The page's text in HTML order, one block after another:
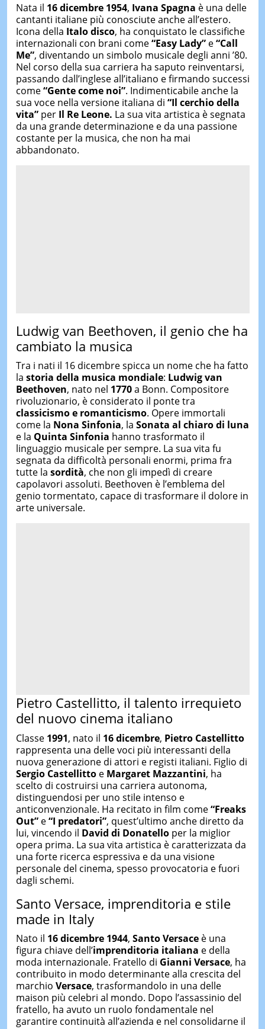
Nata il 16 dicembre 1954, Ivana Spagna è una delle
cantanti italiane più conosciute anche all’estero.
Icona della Italo disco, ha conquistato le classifiche
internazionali con brani come“Easy Lady”e“Call
Me”, diventando un simbolo musicale degli anni ’80.
Nel corso della sua carriera ha saputo reinventarsi,
passando dall’inglese all’italiano e firmando successi
come“Gente come noi”. Indimenticabile anche la
sua voce nella versione italiana di “Il cerchio della
vita”per Il Re Leone. La sua vita artistica è segnata
da una grande determinazione e da una passione
costante per la musica, che non ha mai
abbandonato.
Ludwig van Beethoven, il genio che ha
cambiato la musica
Tra i nati il 16 dicembre spicca un nome che ha fatto
la storia della musica mondiale: Ludwig van
Beethoven, nato nel 1770a Bonn. Compositore
rivoluzionario, è considerato il ponte tra
classicismo e romanticismo. Opere immortali
come la Nona Sinfonia, la Sonata al chiaro di luna
e la Quinta Sinfonia hanno trasformato il
linguaggio musicale per sempre. La sua vita fu
segnata da difficoltà personali enormi, prima fra
tutte la sordità, che non gli impedì di creare
capolavori assoluti. Beethoven è l’emblema del
genio tormentato, capace di trasformare il dolore in
arte universale.
Pietro Castellitto, il talento irrequieto
del nuovo cinema italiano
Classe 1991, nato il 16 dicembre, Pietro Castellitto
rappresenta una delle voci più interessanti della
nuova generazione di attori e registi italiani. Figlio di
Sergio Castellittoe Margaret Mazzantini, ha
scelto di costruirsi una carriera autonoma,
distinguendosi per uno stile intenso e
anticonvenzionale. Ha recitato in film come“Freaks
Out”e“I predatori”, quest’ultimo anche diretto da
lui, vincendo il David di Donatelloper la miglior
opera prima. La sua vita artistica è caratterizzata da
una forte ricerca espressiva e da una visione
personale del cinema, spesso provocatoria e fuori
dagli schemi.
Santo Versace, imprenditoria e stile
made in Italy
Nato il 16 dicembre 1944, Santo Versaceè una
figura chiave dell’imprenditoria italiana e della
moda internazionale. Fratello di Gianni Versace, ha
contribuito in modo determinante alla crescita del
marchio Versace, trasformandolo in una delle
maison più celebri al mondo. Dopo l’assassinio del
fratello, ha avuto un ruolo fondamentale nel
garantire continuità all’azienda e nel consolidarne il